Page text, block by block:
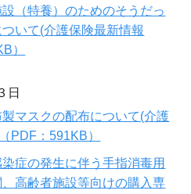
（特養）のためのそうだっ
いて(介護保険最新情報
）
日
マスクの配布について(介護
PDF：591KB）
症の発生に伴う手指消毒用
高齢者施設等向けの購入専